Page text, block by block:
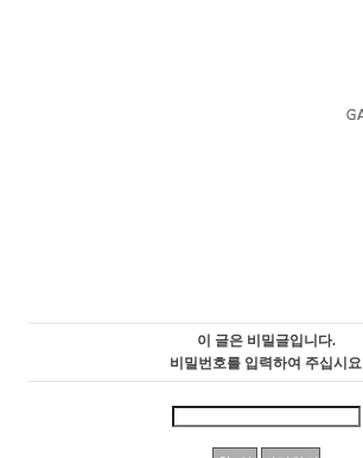
이 글은 비밀글입니다.
비밀번호를 입력하여 주십시요